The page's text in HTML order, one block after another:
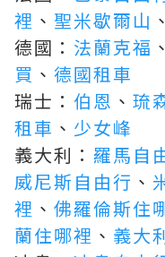
裡 、 聖米歇爾山 、
德國： 法蘭克福 、
買 、 德國租車
瑞士： 伯恩 、 琉
租車 、 少女峰
義大利： 羅馬自
威尼斯自由行 、
裡 、 佛羅倫斯住
蘭住哪裡 、 義大